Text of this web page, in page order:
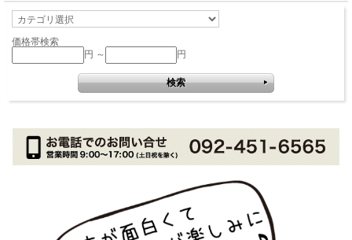
価格帯検索
円 ～
円